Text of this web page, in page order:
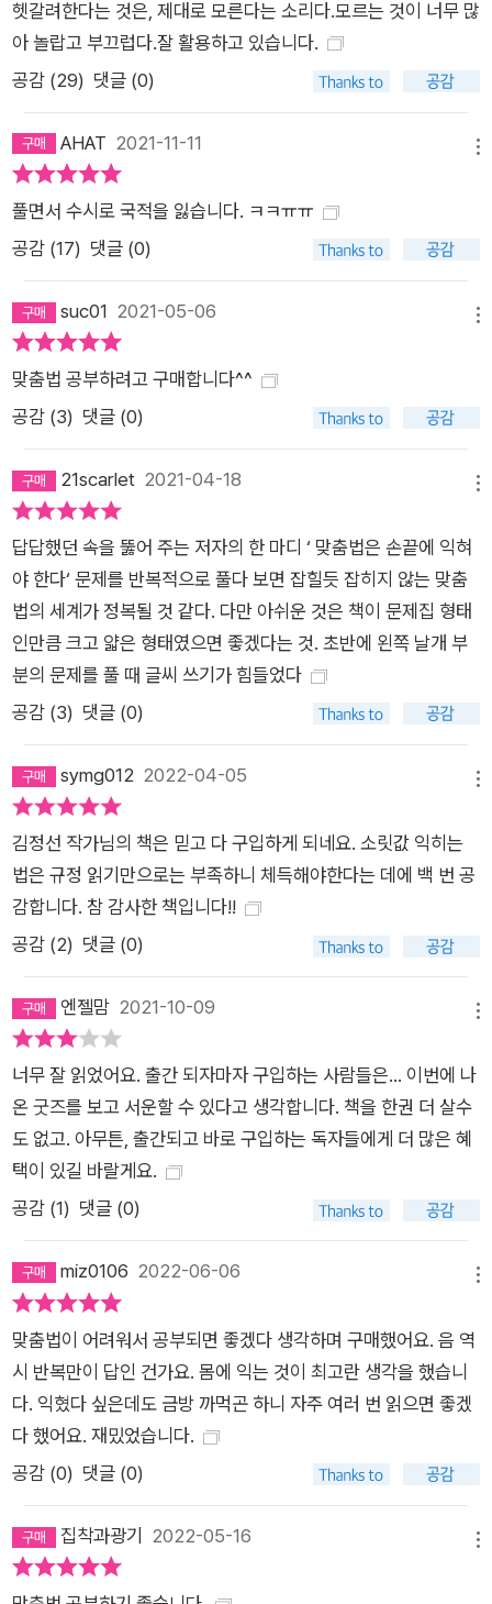
문제집이자 참고서인 것이다. 그렇기에 이 책은 활용하기 나름이
다. 맞춤법 앞에만 서면 어김없이 움츠러드는 맞춤법 초보는 1단
계부터 천천히, 어문 규범은 물론 이미 맞춤법책도 한두 권 읽어
본 이들은 휘리릭 훑어본 뒤 틀린 문제만 살펴보면 된다. 맞춤법
문제를 해결하긴 해야 하는데 문법 공부부터 시작할 자신은 없는
사람이라면 그 어떤 책보다 유용할 것이다. “맞춤법은 습관처럼
몸에 배게 하는 것이 최선”이나 독자에게 자기처럼 오랫동안 교
정 교열 일을 하라고 할 수는 없어 만들어 내었다는 저자의 이 끝
내주는 묘안은 맞춤법 때문에 불안해하는 이들의 근심을 정말로
끝내 줄 것이다.
헷갈려한다는 것은, 제대로 모른다는 소리다.모르는 것이 너무 많
아 놀랍고 부끄럽다.잘 활용하고 있습니다.
공감 (29) 댓글 (0)
AHAT 2021-11-11
풀면서 수시로 국적을 잃습니다. ㅋㅋㅠㅠ
공감 (17) 댓글 (0)
suc01 2021-05-06
맞춤법 공부하려고 구매합니다^^
공감 (3) 댓글 (0)
21scarlet 2021-04-18
답답했던 속을 뚫어 주는 저자의 한 마디 ‘ 맞춤법은 손끝에 익혀
야 한다‘ 문제를 반복적으로 풀다 보면 잡힐듯 잡히지 않는 맞춤
법의 세계가 정복될 것 같다. 다만 아쉬운 것은 책이 문제집 형태
인만큼 크고 얇은 형태였으면 좋겠다는 것. 초반에 왼쪽 날개 부
분의 문제를 풀 때 글씨 쓰기가 힘들었다
공감 (3) 댓글 (0)
symg012 2022-04-05
김정선 작가님의 책은 믿고 다 구입하게 되네요. 소릿값 익히는
법은 규정 읽기만으로는 부족하니 체득해야한다는 데에 백 번 공
감합니다. 참 감사한 책입니다!!
공감 (2) 댓글 (0)
엔젤맘 2021-10-09
너무 잘 읽었어요. 출간 되자마자 구입하는 사람들은... 이번에 나
온 굿즈를 보고 서운할 수 있다고 생각합니다. 책을 한권 더 살수
도 없고. 아무튼, 출간되고 바로 구입하는 독자들에게 더 많은 혜
택이 있길 바랄게요.
공감 (1) 댓글 (0)
miz0106 2022-06-06
맞춤법이 어려워서 공부되면 좋겠다 생각하며 구매했어요. 음 역
시 반복만이 답인 건가요. 몸에 익는 것이 최고란 생각을 했습니
다. 익혔다 싶은데도 금방 까먹곤 하니 자주 여러 번 읽으면 좋겠
다 했어요. 재밌었습니다.
공감 (0) 댓글 (0)
집착과광기 2022-05-16